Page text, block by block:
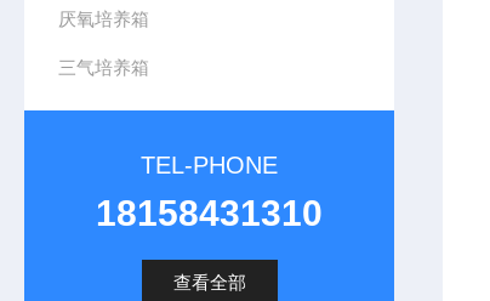
厌氧培养箱
三气培养箱
TEL-PHONE
18158431310
查看全部